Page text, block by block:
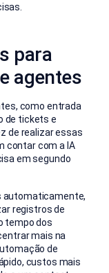
para
agentes
como entrada
de tickets e
de realizar essas
contar com a IA
em segundo
automaticamente,
registros de
tempo dos
mais na
de
custos mais